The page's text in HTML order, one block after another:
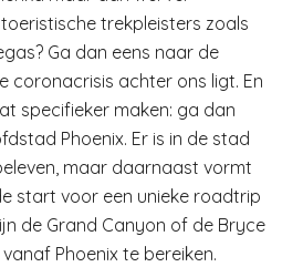
trekpleisters zoals
Ga dan eens naar de
coronacrisis achter ons ligt. En
specifieker maken: ga dan
Phoenix. Er is in de stad
maar daarnaast vormt
start voor een unieke roadtrip
de Grand Canyon of de Bryce
Phoenix te bereiken.